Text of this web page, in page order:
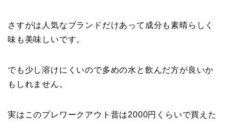
さすがは人気なブランドだけあって成分も素晴らしく
味も美味しいです。
でも少し溶けにくいので多めの水と飲んだ方が良いか
もしれません。
実はこのプレワークアウト昔は2000円くらいで買えた